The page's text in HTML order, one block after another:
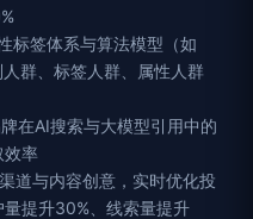
标签体系与算法模型（如
群、标签人群、属性人群
在AI搜索与大模型引用中的
效率
道与内容创意，实时优化投
提升30%、线索量提升